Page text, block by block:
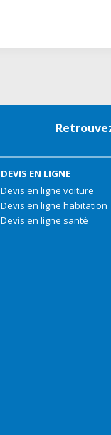
DEVIS EN LIGNE
Devis en ligne voiture
Devis en ligne habitation
Devis en ligne santé